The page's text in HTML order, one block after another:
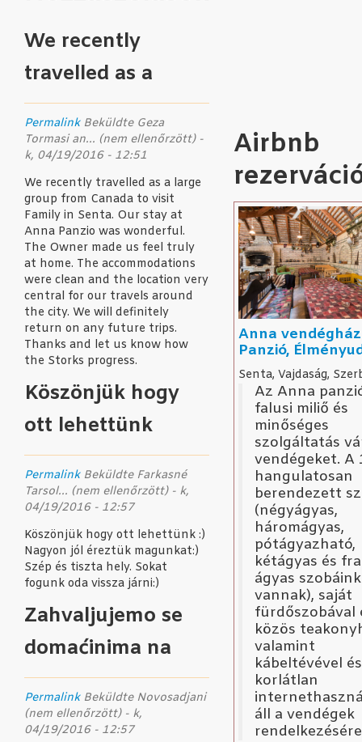
We recently
travelled as a
Permalink Beküldte Geza
Tormasi an... (nem ellenőrzött)-
k, 04/19/2016 - 12:51
We recently travelled as a large
group from Canada to visit
Family in Senta. Our stay at
Anna Panzio was wonderful.
The Owner made us feel truly
at home. The accommodations
were clean and the location very
central for our travels around
the city. We will definitely
return on any future trips.
Thanks and let us know how
the Storks progress.
Köszönjük hogy
ott lehettünk
Permalink Beküldte Farkasné
Tarsol... (nem ellenőrzött)- k,
04/19/2016 - 12:57
Köszönjük hogy ott lehettünk :)
Nagyon jól éreztük magunkat:)
Szép és tiszta hely. Sokat
fogunk oda vissza járni:)
Zahvaljujemo se
domaćinima na
Permalink Beküldte Novosadjani
(nem ellenőrzött)- k,
04/19/2016 - 12:57
Airbnb
Anna vendégház
Panzió,
Senta, Vajdaság,
Az Anna
falusi miliő és
minőséges
szolgáltatás
vendégeket. A
hangulatosan
berendezett
(négyágyas,
háromágyas,
pótágyazható,
kétágyas és
ágyas szobáink
vannak), saját
fürdőszobával
közös
valamint
kábeltévével és
korlátlan
áll a vendégek